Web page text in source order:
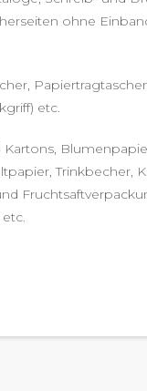
ohne
etc.
Trinkbech­er,